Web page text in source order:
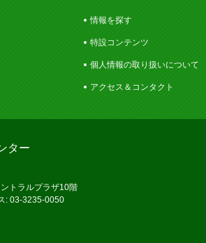
情報を探す
特設コンテンツ
個人情報の取り扱いについて
アクセス＆コンタクト
ター
トラルプラザ10階
: 03-3235-0050